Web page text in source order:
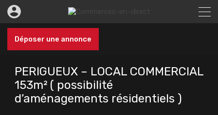
Déposer une annonce
PERIGUEUX – LOCAL COMMERCIAL
153m² ( possibilité
d’aménagements résidentiels )